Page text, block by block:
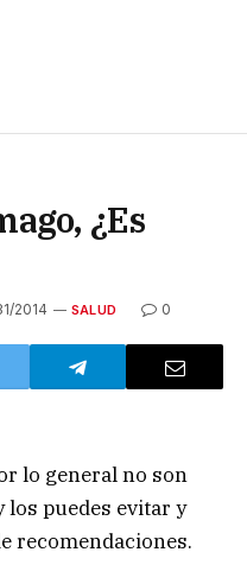
¿Es
2014 SALUD 0
lo general no son
los puedes evitar y
recomendaciones.